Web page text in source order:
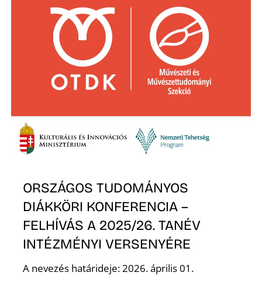
ORSZÁGOS TUDOMÁNYOS
DIÁKKÖRI KONFERENCIA –
FELHÍVÁS A 2025/26. TANÉV
INTÉZMÉNYI VERSENYÉRE
A nevezés határideje: 2026. április 01.